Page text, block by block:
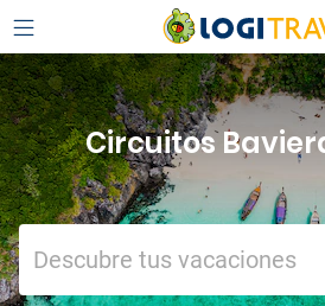
Circuitos
Descubre tus vacaciones